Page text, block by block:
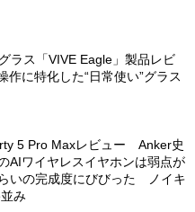
ラス「VIVE Eagle」製品レビ
に特化した“日常使い”グラス
5 Pro Maxレビュー Anker史
AIワイヤレスイヤホンは弱点が
いの完成度にびびった ノイキ
み